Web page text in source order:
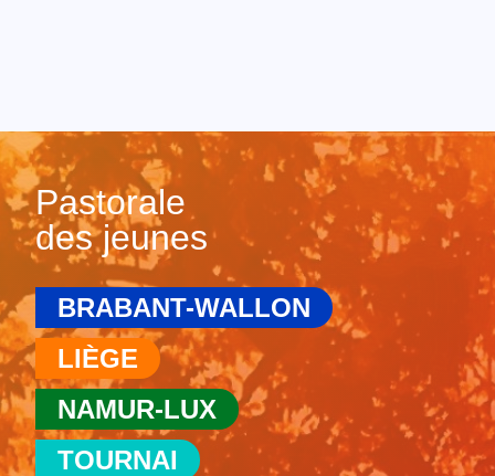
Pastorale
des jeunes
BRABANT-WALLON
LIÈGE
NAMUR-LUX
TOURNAI